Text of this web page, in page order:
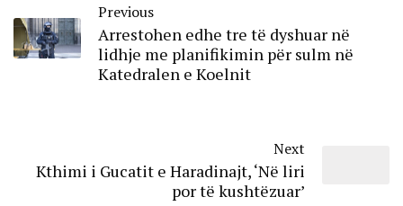
Previous
Arrestohen edhe tre të dyshuar në
lidhje me planifikimin për sulm në
Katedralen e Koelnit
Next
Kthimi i Gucatit e Haradinajt, ‘Në liri
por të kushtëzuar’